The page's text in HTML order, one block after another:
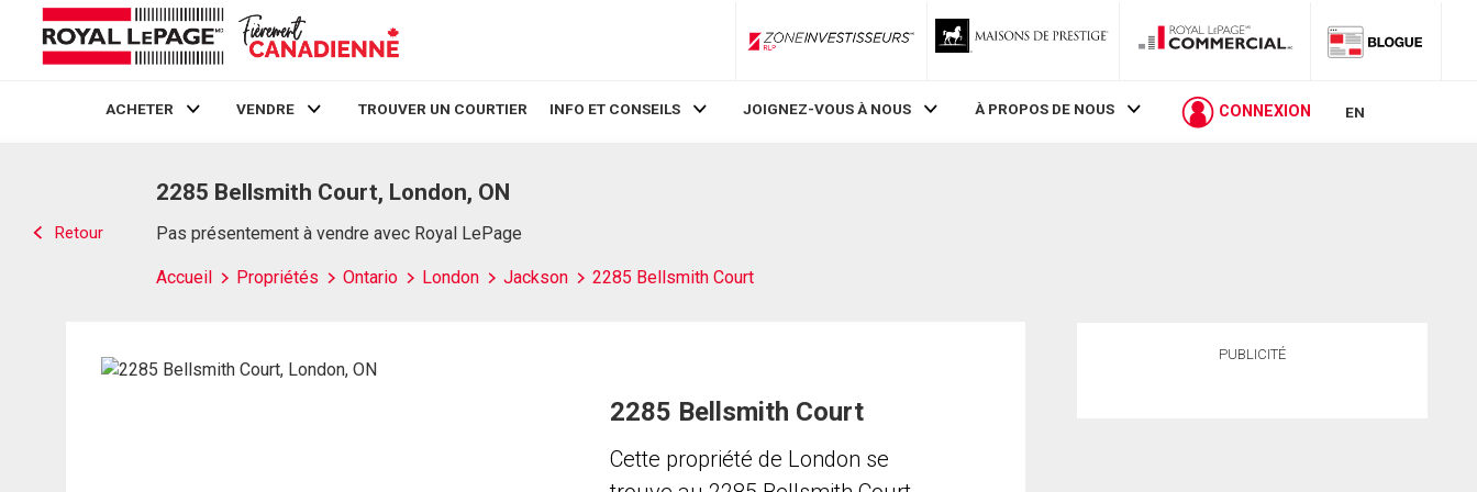
ZoneInvestisseurs RLP
ACHETER VENDRE TROUVER UN COURTIER INFO ET CONSEILS JOIGNEZ-VOUS À NOUS À PROPOS DE NOUS CONNEXION EN
Retour
2285 Bellsmith Court, London, ON
Pas présentement à vendre avec Royal LePage
Accueil Propriétés Ontario London Jackson 2285 Bellsmith Court
2285 Bellsmith Court
Cette propriété de London se
PUBLICITÉ